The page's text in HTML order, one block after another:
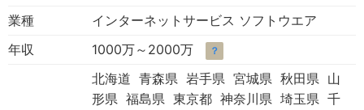
業種
インターネットサービス ソフトウエア
年収
1000万～2000万 ？
北海道 青森県 岩手県 宮城県 秋田県 山
形県 福島県 東京都 神奈川県 埼玉県 千